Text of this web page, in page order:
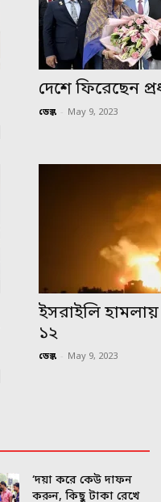
দেশে ফিরেছেন
ডেস্ক - May 9, 2023
ইসরাইলি
১২
ডেস্ক - May 9, 2023
‘দয়া করে কেউ দাফন
করুন, কিছু টাকা রেখে